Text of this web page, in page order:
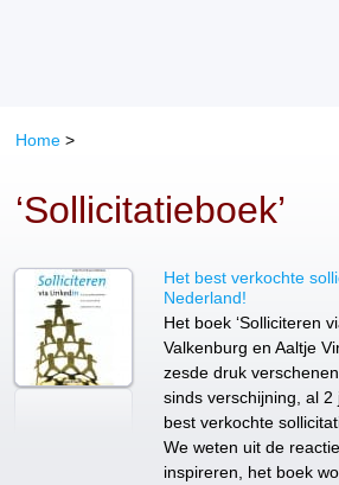
Home >
‘Sollicitatieboek’
Het best verkochte
Nederland!
Het boek ‘Solliciteren
Valkenburg en Aaltje
zesde druk
sinds verschijning, al
best verkochte
We weten uit de
inspireren, het boek